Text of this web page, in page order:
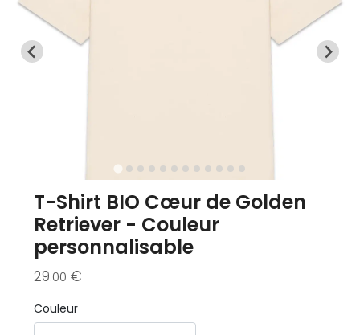
T-Shirt BIO Cœur de Golden
Retriever - Couleur
personnalisable
29.00 €
Couleur